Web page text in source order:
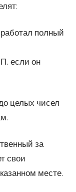
полный
если он
целых чисел
за
свои
месте.